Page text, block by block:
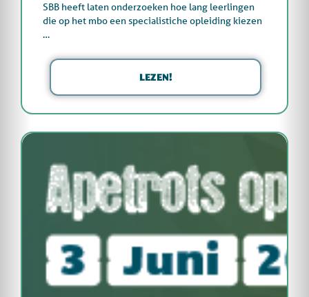
SBB heeft laten onderzoeken hoe lang leerlingen
die op het mbo een specialistiche opleiding kiezen
…
LEZEN!